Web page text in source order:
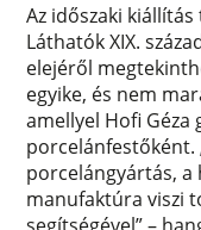
Az időszaki
Láthatók XIX.
elejéről
egyike, és nem
amellyel Hofi Géza
porcelánfestőként.
porcelángyártás, a
manufaktúra viszi